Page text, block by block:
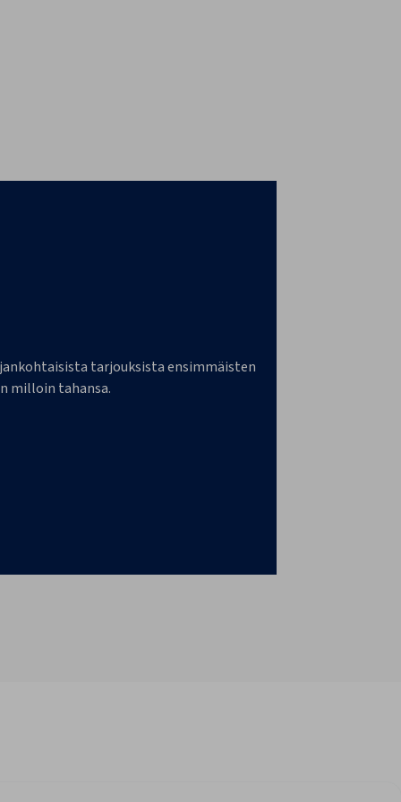
tarjouksista ensimmäisten
milloin tahansa.